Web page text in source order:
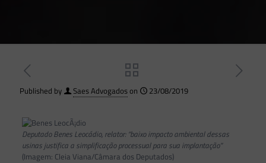
Published by Saes Advogadoson 23/08/2019
Deputado Benes Leocádio, relator: “baixo impacto ambiental dessas
usinas justifica a simplificação processual para sua implantação”
(Imagem: Cleia Viana/Câmara dos Deputados)